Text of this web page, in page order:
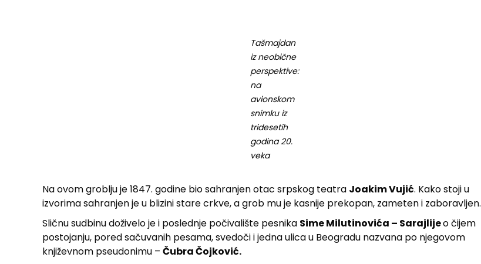
Tašmajdan
iz neobične
perspektive:
na
avionskom
snimku iz
tridesetih
godina 20.
veka
Na ovom groblju je 1847. godine bio sahranjen otac srpskog teatra Joakim Vujić. Kako stoji u
izvorima sahranjen je u blizini stare crkve, a grob mu je kasnije prekopan, zameten i zaboravljen.
Sličnu sudbinu doživelo je i poslednje počivalište pesnika Sime Milutinovića – Sarajlijeo čijem
postojanju, pored sačuvanih pesama, svedoči i jedna ulica u Beogradu nazvana po njegovom
književnom pseudonimu – Čubra Čojković.